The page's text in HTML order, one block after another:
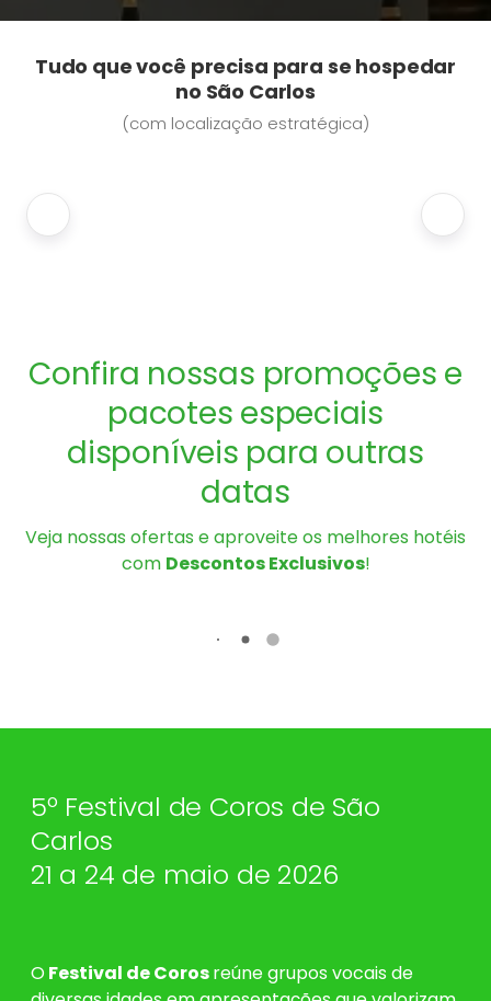
Tudo que você precisa para se hospedar
no São Carlos
(com localização estratégica)
Confira nossas promoções e
pacotes especiais
disponíveis para outras
datas
Veja nossas ofertas e aproveite os melhores hotéis
com Descontos Exclusivos!
5º Festival de Coros de São
Carlos
21 a 24 de maio de 2026
OFestival de Corosreúne grupos vocais de